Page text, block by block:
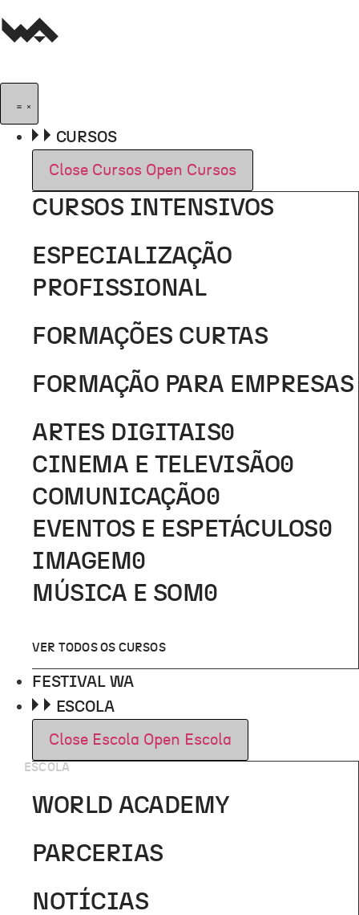
para
conteúdo
CURSOS
Close Cursos Open Cursos
CURSOS INTENSIVOS
ESPECIALIZAÇÃO
PROFISSIONAL
FORMAÇÕES CURTAS
FORMAÇÃO PARA EMPRESAS
ARTES DIGITAIS0
CINEMA E TELEVISÃO0
COMUNICAÇÃO0
EVENTOS E ESPETÁCULOS0
IMAGEM 0
MÚSICA E SOM 0
VER TODOS OS CURSOS
FESTIVAL WA
ESCOLA
Close Escola Open Escola
ESCOLA
WORLD ACADEMY
PARCERIAS
NOTÍCIAS